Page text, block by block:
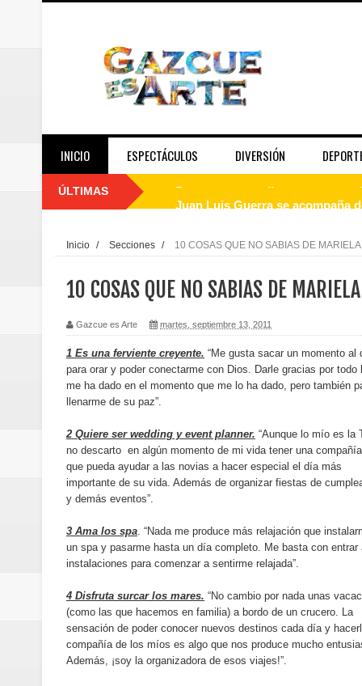
INICIO ESPECTÁCULOS DIVERSIÓN
ÚLTIMAS Juan Luis Guerra se acompaña
Embajada dominicana en
Pavel Núñez y su Bipolarband
Banreservas y Banco Popular
“Los Rechazados 2” llega a
Designan a Angelina Biviana
Humano Seguros inaugura
Banreservas destina RD$5,000
Sexappeal celebra 25 años de
conmemorativos
Maridalia Hernández y El
Domingo
Inicio / Secciones / 10 COSAS QUE NO SABIAS DE
10 COSAS QUE NO SABIAS DE
Gazcue es Arte martes, septiembre 13, 2011
1 Es una ferviente creyente. “Me gusta sacar un momento al
para orar y poder conectarme con Dios. Darle gracias por todo
me ha dado en el momento que me lo ha dado, pero también
llenarme de su paz”.
2 Quiere ser wedding y event planner. “Aunque lo mío es la
no descarto en algún momento de mi vida tener una
que pueda ayudar a las novias a hacer especial el día más
importante de su vida. Además de organizar fiestas de
y demás eventos”.
3 Ama los spa. “Nada me produce más relajación que
un spa y pasarme hasta un día completo. Me basta con entrar
instalaciones para comenzar a sentirme relajada”.
4 Disfruta surcar los mares. “No cambio por nada unas
(como las que hacemos en familia) a bordo de un crucero. La
sensación de poder conocer nuevos destinos cada día y
compañía de los míos es algo que nos produce mucho
Además, ¡soy la organizadora de esos viajes!”.